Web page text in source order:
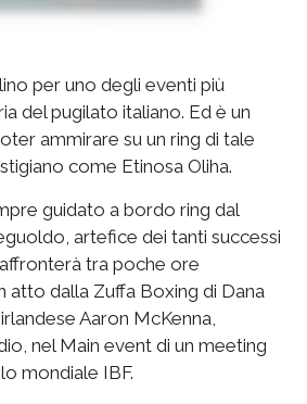
per uno degli eventi più
del pugilato italiano. Ed è un
ammirare su un ring di tale
come Etinosa Oliha.
guidato a bordo ring dal
artefice dei tanti successi
tra poche ore
atto dalla Zuffa Boxing di Dana
Aaron McKenna,
nel Main event di un meeting
mondiale IBF.